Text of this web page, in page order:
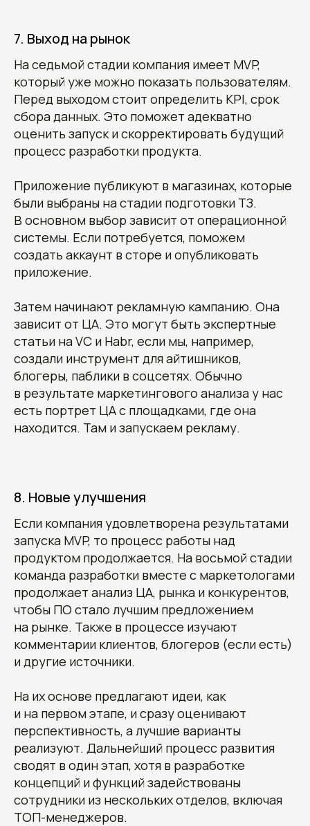
7. Выход на рынок
На седьмой стадии компания имеет MVP,
который уже можно показать пользователям.
Перед выходом стоит определить KPI, срок
сбора данных. Это поможет адекватно
оценить запуск и скорректировать будущий
процесс разработки продукта.
Приложение публикуют в магазинах, которые
были выбраны на стадии подготовки ТЗ.
В основном выбор зависит от операционной
системы. Если потребуется, поможем
создать аккаунт в сторе и опубликовать
приложение.
Затем начинают рекламную кампанию. Она
зависит от ЦА. Это могут быть экспертные
статьи на VC и Habr, если мы, например,
создали инструмент для айтишников,
блогеры, паблики в соцсетях. Обычно
в результате маркетингового анализа у нас
есть портрет ЦА с площадками, где она
находится. Там и запускаем рекламу.
8. Новые улучшения
Если компания удовлетворена результатами
запуска MVP, то процесс работы над
продуктом продолжается. На восьмой стадии
команда разработки вместе с маркетологами
продолжает анализ ЦА, рынка и конкурентов,
чтобы ПО стало лучшим предложением
на рынке. Также в процессе изучают
комментарии клиентов, блогеров (если есть)
и другие источники.
На их основе предлагают идеи, как
и на первом этапе, и сразу оценивают
перспективность, а лучшие варианты
реализуют. Дальнейший процесс развития
сводят в один этап, хотя в разработке
концепций и функций задействованы
сотрудники из нескольких отделов, включая
ТОП-менеджеров.